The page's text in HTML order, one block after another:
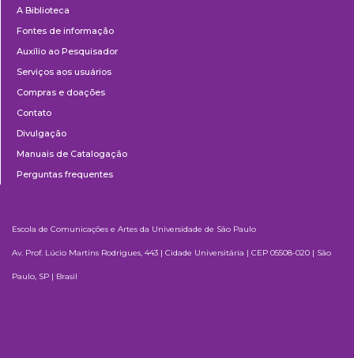
A Biblioteca
Fontes de informação
Auxílio ao Pesquisador
Serviços aos usuários
Compras e doações
Contato
Divulgação
Manuais de Catalogação
Perguntas frequentes
Escola de Comunicações e Artes da Universidade de São Paulo
Av. Prof. Lúcio Martins Rodrigues, 443 | Cidade Universitária | CEP 05508-020 | São
Paulo, SP | Brasil